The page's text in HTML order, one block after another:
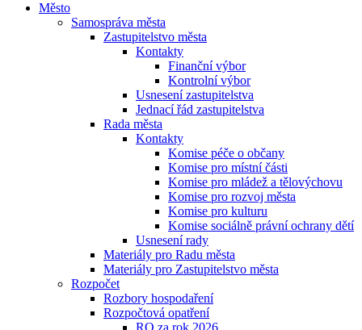
Město
Samospráva města
Zastupitelstvo města
Kontakty
Finanční výbor
Kontrolní výbor
Usnesení zastupitelstva
Jednací řád zastupitelstva
Rada města
Kontakty
Komise péče o občany
Komise pro místní části
Komise pro mládež a tělovýchovu
Komise pro rozvoj města
Komise pro kulturu
Komise sociálně právní ochrany dětí
Usnesení rady
Materiály pro Radu města
Materiály pro Zastupitelstvo města
Rozpočet
Rozbory hospodaření
Rozpočtová opatření
RO za rok 2026